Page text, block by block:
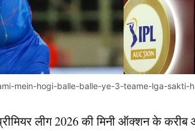
mein-hogi-balle-balle-ye-3-teame-lga-sakti-
लीग 2026 की मिनी ऑक्शन के करीब